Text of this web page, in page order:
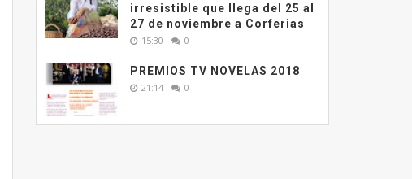
irresistible que llega del 25 al
27 de noviembre a Corferias
15:30 0
PREMIOS TV NOVELAS 2018
21:14 0